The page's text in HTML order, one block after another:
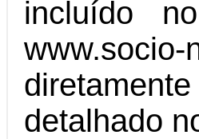
incluído
detalhado